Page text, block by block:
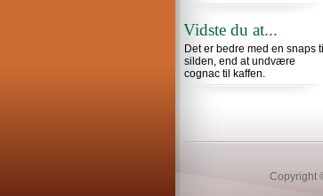
Vidste du at...
Det er bedre med en snaps til
silden, end at undvære
cognac til kaffen.
Copyright